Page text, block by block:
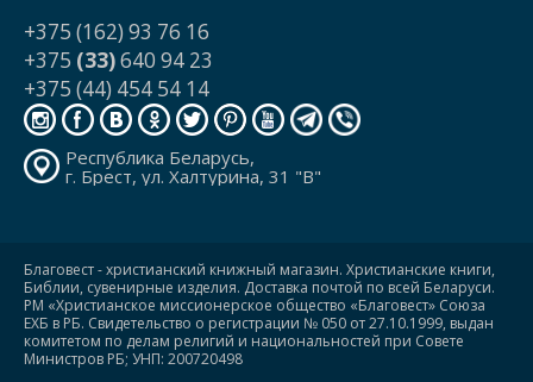
+375 (162) 93 76 16
+375 (33)640 94 23
+375 (44) 454 54 14
Республика Беларусь,
г. Брест, ул. Халтурина, 31 "В"
Благовест - христианский книжный магазин. Христианские книги,
Библии, сувенирные изделия. Доставка почтой по всей Беларуси.
РМ «Христианское миссионерское общество «Благовест» Союза
ЕХБ в РБ. Свидетельство о регистрации № 050 от 27.10.1999, выдан
комитетом по делам религий и национальностей при Совете
Министров РБ; УНП: 200720498